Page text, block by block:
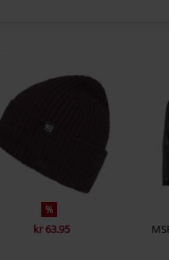
%
kr 63.95